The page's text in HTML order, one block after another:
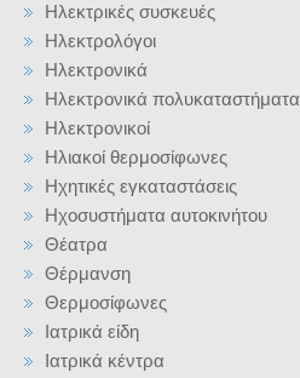
Ηλεκτρικές συσκευές
Ηλεκτρολόγοι
Ηλεκτρονικά
Ηλεκτρονικά πολυκαταστήματα
Ηλεκτρονικοί
Ηλιακοί θερμοσίφωνες
Ηχητικές εγκαταστάσεις
Ηχοσυστήματα αυτοκινήτου
Θέατρα
Θέρμανση
Θερμοσίφωνες
Ιατρικά είδη
Ιατρικά κέντρα